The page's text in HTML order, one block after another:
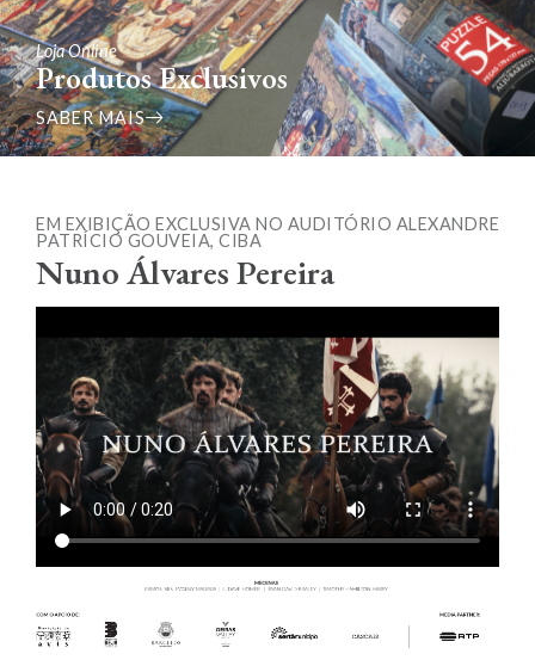
Loja Online
Produtos Exclusivos
SABER MAIS
EM EXIBIÇÃO EXCLUSIVA NO AUDITÓRIO ALEXANDRE
PATRÍCIO GOUVEIA, CIBA
Nuno Álvares Pereira